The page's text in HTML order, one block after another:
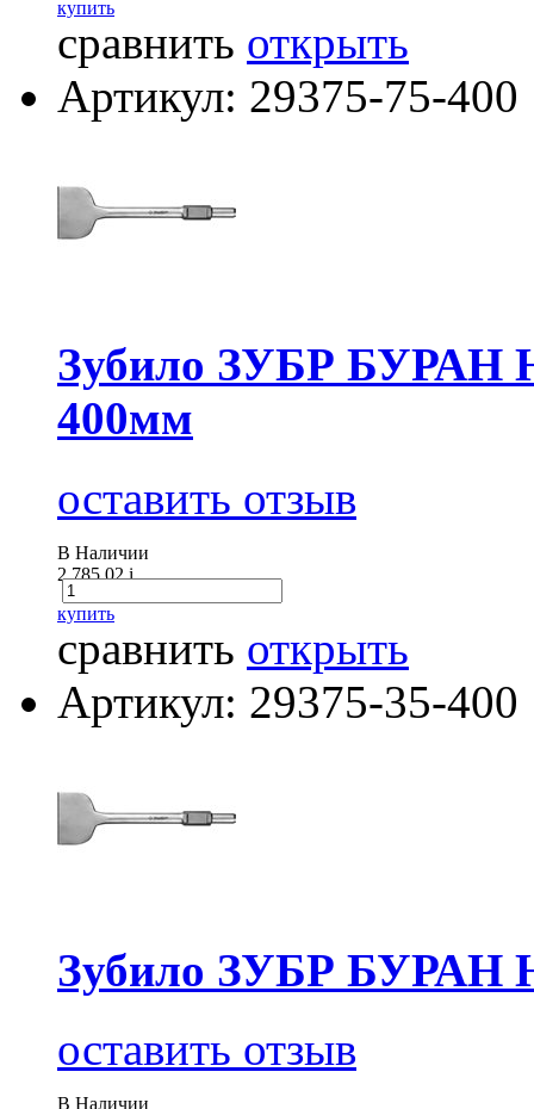
купить
сравнить открыть
Артикул: 29375-75-400
Зубило ЗУБР БУРАН
400мм
оставить отзыв
В Наличии
2 785.02i
купить
сравнить открыть
Артикул: 29375-35-400
Зубило ЗУБР БУРАН
оставить отзыв
В Наличии